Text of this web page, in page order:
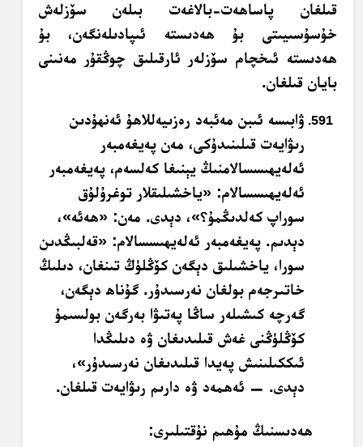
قىلغان پاساھەت-بالاغەت بىلەن سۆزلەش
خۇسۇسىيىتى بۇ ھەدىستە ئىپادىلەنگەن، بۇ
ھەدىستە ئىخچام سۆزلەر ئارقىلىق چوڭقۇر مەنىنى
بايان قىلغان.
ۋابىسە ئىبن مەئبەد رەزىيەللاھۇ ئەنھۇدىن
رىۋايەت قىلىنىدۇكى، مەن پەيغەمبەر
ئەلەيھىسسالامنىڭ يېنىغا كەلسەم، پەيغەمبەر
ئەلەيھىسسالام: «ياخشىلىقلار توغرۇلۇق
سوراپ كەلدىڭمۇ؟»، دېدى. مەن: «ھەئە»،
دېدىم. پەيغەمبەر ئەلەيھىسسالام: «قەلبىڭدىن
سورا، ياخشىلىق دېگەن كۆڭلۈڭ تىنغان، دىلىڭ
خاتىرجەم بولغان نەرسىدۇر. گۇناھ دېگەن،
گەرچە كىشىلەر ساڭا پەتىۋا بەرگەن بولسىمۇ
كۆڭلۈڭنى غەش قىلىدىغان ۋە دىلىڭدا
ئىككىلىنىش پەيدا قىلىدىغان نەرسىدۇر»،
دېدى. — ئەھمەد ۋە دارىم رىۋايەت قىلغان.
ھەدىسنىڭ مۇھىم نۇقتىلىرى: